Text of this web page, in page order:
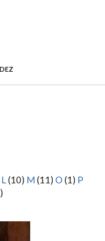
L(10) M (11) O (1) P